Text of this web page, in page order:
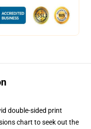
double-sided print
chart to seek out the